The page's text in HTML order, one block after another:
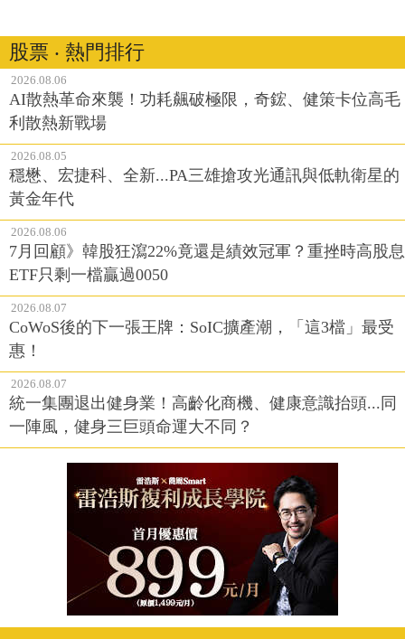
股票 ‧ 熱門排行
2026.08.06
AI散熱革命來襲！功耗飆破極限，奇鋐、健策卡位高毛
利散熱新戰場
2026.08.05
穩懋、宏捷科、全新...PA三雄搶攻光通訊與低軌衛星的
黃金年代
2026.08.06
7月回顧》韓股狂瀉22%竟還是績效冠軍？重挫時高股息
ETF只剩一檔贏過0050
2026.08.07
CoWoS後的下一張王牌：SoIC擴產潮，「這3檔」最受
惠！
2026.08.07
統一集團退出健身業！高齡化商機、健康意識抬頭...同
一陣風，健身三巨頭命運大不同？